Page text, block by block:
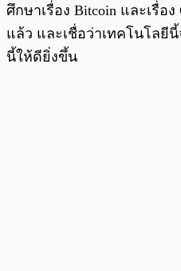
ศึกษาเรื่อง Bitcoin และเรื่อ
แล้ว และเชื่อว่าเทคโนโลยี
นี้ให้ดียิ่งขึ้น